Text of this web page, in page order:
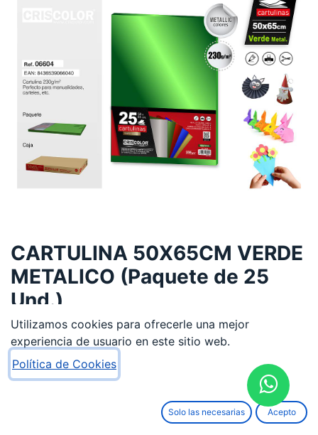
CARTULINA 50X65CM VERDE
METALICO (Paquete de 25
Und.)
12,18€
AÑADIR AL CARRITO
Utilizamos cookies para ofrecerle una mejor
experiencia de usuario en este sitio web.
Política de Cookies
Solo las necesarias Acepto